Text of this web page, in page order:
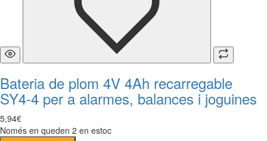
Bateria de plom 4V 4Ah recarregable
SY4-4 per a alarmes, balances i joguines
5,94€
Només en queden 2 en estoc